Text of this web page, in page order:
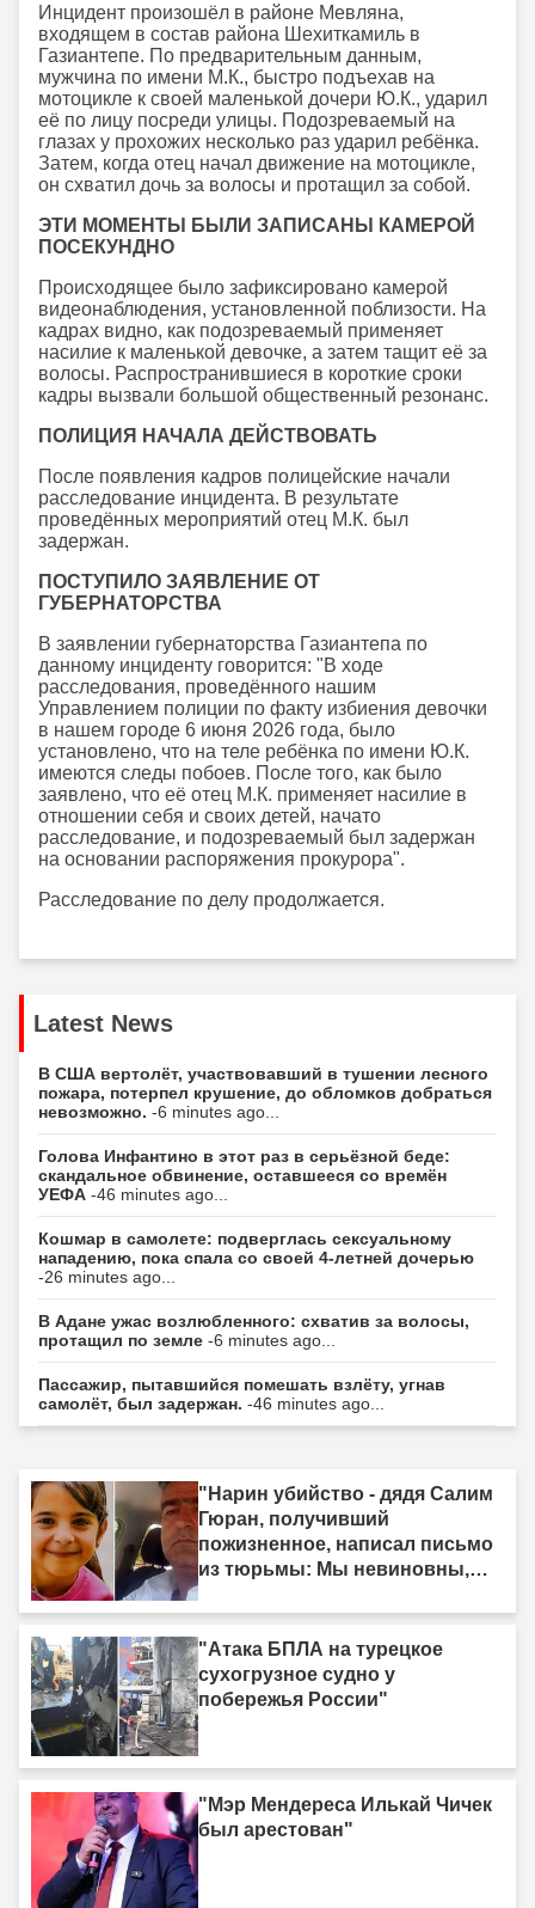
Инцидент произошёл в районе Мевляна,
входящем в состав района Шехиткамиль в
Газиантепе. По предварительным данным,
мужчина по имени М.К., быстро подъехав на
мотоцикле к своей маленькой дочери Ю.К., ударил
её по лицу посреди улицы. Подозреваемый на
глазах у прохожих несколько раз ударил ребёнка.
Затем, когда отец начал движение на мотоцикле,
он схватил дочь за волосы и протащил за собой.
ЭТИ МОМЕНТЫ БЫЛИ ЗАПИСАНЫ КАМЕРОЙ
ПОСЕКУНДНО
Происходящее было зафиксировано камерой
видеонаблюдения, установленной поблизости. На
кадрах видно, как подозреваемый применяет
насилие к маленькой девочке, а затем тащит её за
волосы. Распространившиеся в короткие сроки
кадры вызвали большой общественный резонанс.
ПОЛИЦИЯ НАЧАЛА ДЕЙСТВОВАТЬ
После появления кадров полицейские начали
расследование инцидента. В результате
проведённых мероприятий отец М.К. был
задержан.
ПОСТУПИЛО ЗАЯВЛЕНИЕ ОТ
ГУБЕРНАТОРСТВА
В заявлении губернаторства Газиантепа по
данному инциденту говорится: "В ходе
расследования, проведённого нашим
Управлением полиции по факту избиения девочки
в нашем городе 6 июня 2026 года, было
установлено, что на теле ребёнка по имени Ю.К.
имеются следы побоев. После того, как было
заявлено, что её отец М.К. применяет насилие в
отношении себя и своих детей, начато
расследование, и подозреваемый был задержан
на основании распоряжения прокурора".
Расследование по делу продолжается.
Latest News
В США вертолёт, участвовавший в тушении лесного
пожара, потерпел крушение, до обломков добраться
невозможно. -6 minutes ago...
Голова Инфантино в этот раз в серьёзной беде:
скандальное обвинение, оставшееся со времён
УЕФА -46 minutes ago...
Кошмар в самолете: подверглась сексуальному
нападению, пока спала со своей 4-летней дочерью
-26 minutes ago...
В Адане ужас возлюбленного: схватив за волосы,
протащил по земле -6 minutes ago...
Пассажир, пытавшийся помешать взлёту, угнав
самолёт, был задержан. -46 minutes ago...
"Нарин убийство - дядя Салим
Гюран, получивший
пожизненное, написал письмо
из тюрьмы: Мы невиновны,
"Атака БПЛА на турецкое
сухогрузное судно у
побережья России"
"Мэр Мендереса Илькай Чичек
был арестован"